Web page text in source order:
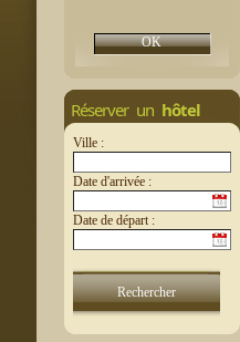
Réserver un hôtel
Ville :
Date d'arrivée :
Date de départ :